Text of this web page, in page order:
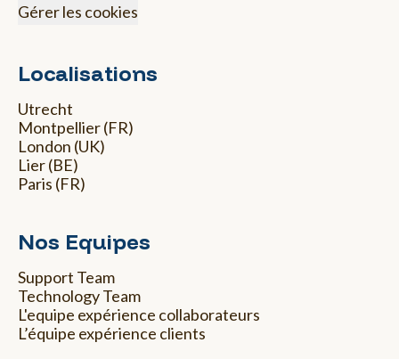
Gérer les cookies
Localisations
Utrecht
Montpellier (FR)
London (UK)
Lier (BE)
Paris (FR)
Nos Equipes
Support Team
Technology Team
L'equipe expérience collaborateurs
L’équipe expérience clients